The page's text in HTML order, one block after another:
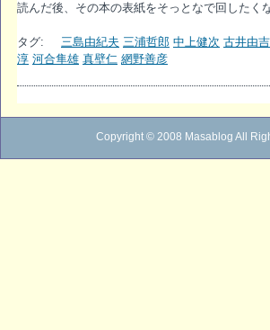
読んだ後、その本の表紙をそっとなで回したく
タグ: 三島由紀夫 三浦哲郎 中上健次 古井由吉
淳 河合隼雄 真壁仁 網野善彦
Copyright © 2008 Masablog All